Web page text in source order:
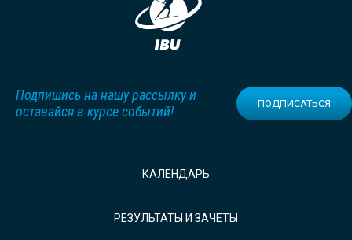
Подпишись на нашу рассылку и
оставайся в курсе событий!
ПОДПИСАТЬСЯ
КАЛЕНДАРЬ
РЕЗУЛЬТАТЫ И ЗАЧЕТЫ